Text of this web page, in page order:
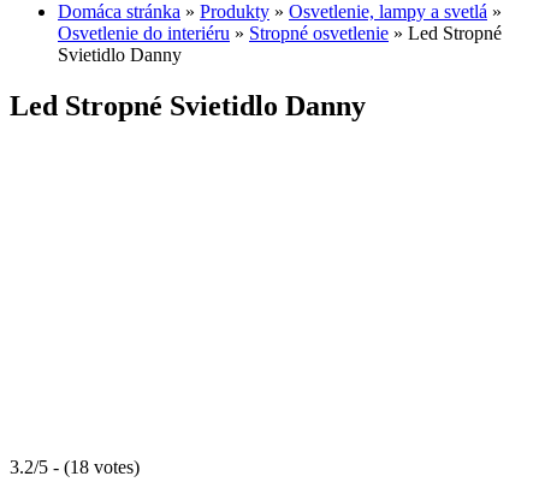
Domáca stránka » Produkty » Osvetlenie, lampy a svetlá »
Osvetlenie do interiéru » Stropné osvetlenie » Led Stropné
Svietidlo Danny
Led Stropné Svietidlo Danny
3.2/5 - (18 votes)